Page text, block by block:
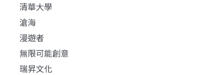
清華大學
滄海
漫遊者
無限可能創意
瑞昇文化